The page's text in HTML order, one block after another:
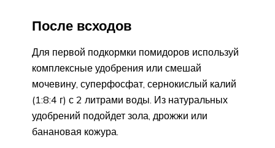
После всходов
Для первой подкормки помидоров используй
комплексные удобрения или смешай
мочевину, суперфосфат, сернокислый калий
(1:8:4 г) с 2 литрами воды. Из натуральных
удобрений подойдет зола, дрожжи или
банановая кожура.